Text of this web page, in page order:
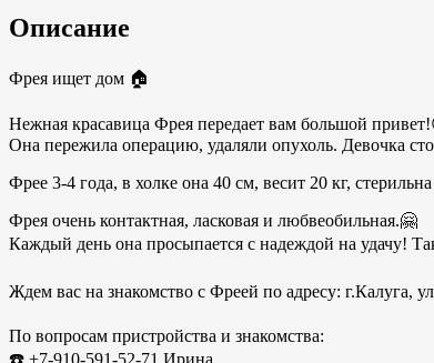
Описание
Фрея ищет дом 🏠
Нежная красавица Фрея передает вам большой
Она пережила операцию, удаляли опухоль. Девочка
Фрее 3-4 года, в холке она 40 см, весит 20 кг,
Фрея очень контактная, ласковая и любвеобильная.🤗
Каждый день она просыпается с надеждой на удачу!
Ждем вас на знакомство с Фреей по адресу: г.Калуга,
По вопросам пристройства и знакомства:
☎️ +7-910-591-52-71 Ирина